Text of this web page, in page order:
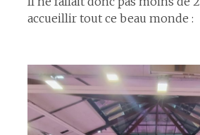
accueillir tout ce beau monde :